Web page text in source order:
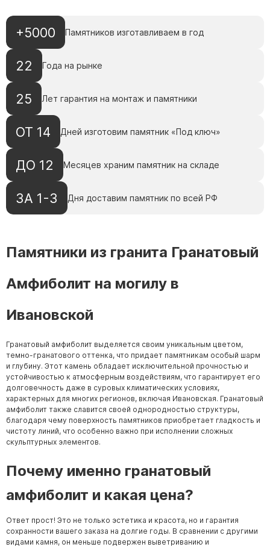
+5000 Памятников изготавливаем в год
22 Года на рынке
25 Лет гарантия на монтаж и памятники
ОТ 14 Дней изготовим памятник «Под ключ»
ДО 12 Месяцев храним памятник на складе
ЗА 1-3 Дня доставим памятник по всей РФ
Памятники из гранита Гранатовый
Амфиболит на могилу в
Ивановской
Гранатовый амфиболит выделяется своим уникальным цветом,
темно-гранатового оттенка, что придает памятникам особый шарм
и глубину. Этот камень обладает исключительной прочностью и
устойчивостью к атмосферным воздействиям, что гарантирует его
долговечность даже в суровых климатических условиях,
характерных для многих регионов, включая Ивановская. Гранатовый
амфиболит также славится своей однородностью структуры,
благодаря чему поверхность памятников приобретает гладкость и
чистоту линий, что особенно важно при исполнении сложных
скульптурных элементов.
Почему именно гранатовый
амфиболит и какая цена?
Ответ прост! Это не только эстетика и красота, но и гарантия
сохранности вашего заказа на долгие годы. В сравнении с другими
видами камня, он меньше подвержен выветриванию и